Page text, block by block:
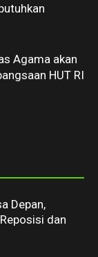
Agama akan
HUT RI
Depan,
dan